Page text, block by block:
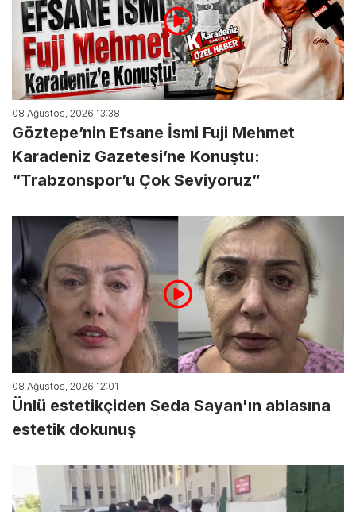
08 Ağustos, 2026 13:38
Göztepe’nin Efsane İsmi Fuji Mehmet
Karadeniz Gazetesi’ne Konuştu:
“Trabzonspor’u Çok Seviyoruz”
08 Ağustos, 2026 12:01
Ünlü estetikçiden Seda Sayan'ın ablasına
estetik dokunuş